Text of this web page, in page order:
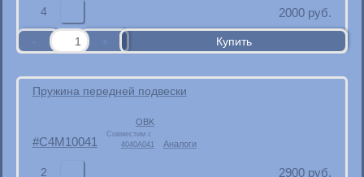
4 2000 руб.
Пружина передней подвески
C4M10041
OBK
Совместим с
4040A041
Аналоги
2 2900 руб.